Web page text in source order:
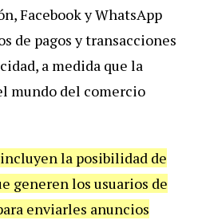
Facebook y Whats­App
de pagos y transacciones
a medida que la
mundo del comercio
la posibilidad de
generen los usuarios de
enviarles anuncios